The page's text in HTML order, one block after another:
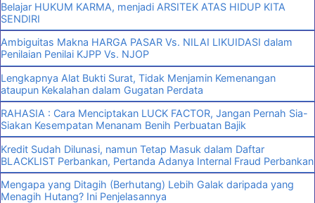
Belajar HUKUM KARMA, menjadi ARSITEK ATAS HIDUP KITA
SENDIRI
Ambiguitas Makna HARGA PASAR Vs. NILAI LIKUIDASI dalam
Penilaian Penilai KJPP Vs. NJOP
Lengkapnya Alat Bukti Surat, Tidak Menjamin Kemenangan
ataupun Kekalahan dalam Gugatan Perdata
RAHASIA : Cara Menciptakan LUCK FACTOR, Jangan Pernah Sia-
Siakan Kesempatan Menanam Benih Perbuatan Bajik
Kredit Sudah Dilunasi, namun Tetap Masuk dalam Daftar
BLACKLIST Perbankan, Pertanda Adanya Internal Fraud Perbankan
Mengapa yang Ditagih (Berhutang) Lebih Galak daripada yang
Menagih Hutang? Ini Penjelasannya